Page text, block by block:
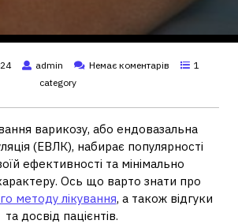
admin Немає коментарів
1
category
варикозу, або ендовазальна
(ЕВЛК), набирає популярності
ефективності та мінімально
Ось що варто знати про
методу лікування, а також відгуки
та досвід пацієнтів.